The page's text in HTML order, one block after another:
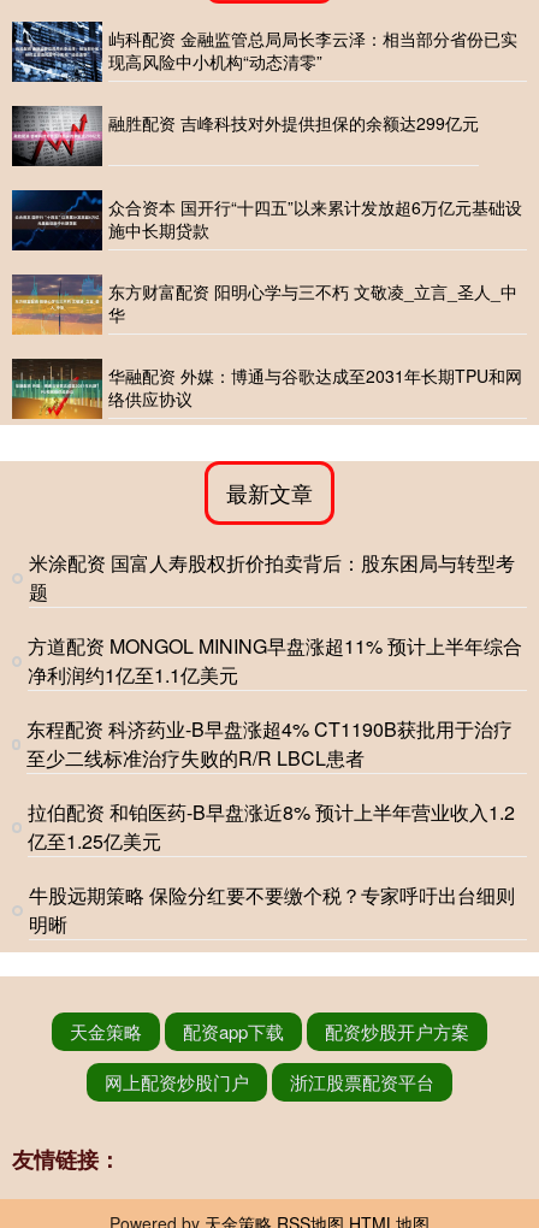
屿科配资 金融监管总局局长李云泽：相当部分省份已实
现高风险中小机构“动态清零”
融胜配资 吉峰科技对外提供担保的余额达299亿元
众合资本 国开行“十四五”以来累计发放超6万亿元基础设
施中长期贷款
东方财富配资 阳明心学与三不朽 文敬凌_立言_圣人_中
华
华融配资 外媒：博通与谷歌达成至2031年长期TPU和网
络供应协议
最新文章
米涂配资 国富人寿股权折价拍卖背后：股东困局与转型考
题
方道配资 MONGOL MINING早盘涨超11% 预计上半年综合
净利润约1亿至1.1亿美元
东程配资 科济药业-B早盘涨超4% CT1190B获批用于治疗
至少二线标准治疗失败的R/R LBCL患者
拉伯配资 和铂医药-B早盘涨近8% 预计上半年营业收入1.2
亿至1.25亿美元
牛股远期策略 保险分红要不要缴个税？专家呼吁出台细则
明晰
天金策略 配资app下载
配资炒股开户方案
网上配资炒股门户
浙江股票配资平台
友情链接：
Powered by 天金策略 RSS地图 HTML地图